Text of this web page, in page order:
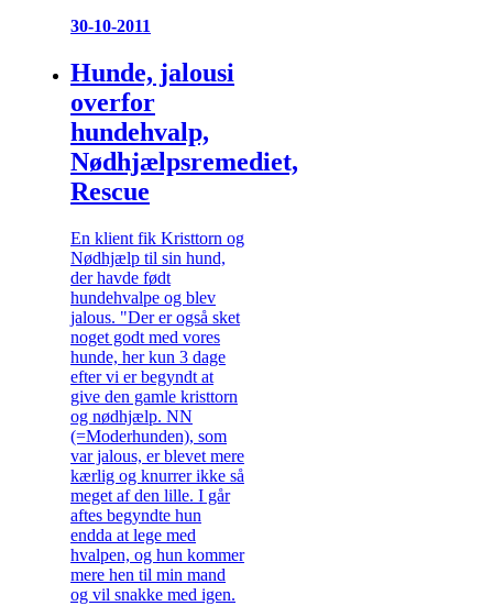
30-10-2011
Hunde, jalousi
overfor
hundehvalp,
Nødhjælpsremediet,
Rescue
En klient fik Kristtorn og
Nødhjælp til sin hund,
der havde født
hundehvalpe og blev
jalous. "Der er også sket
noget godt med vores
hunde, her kun 3 dage
efter vi er begyndt at
give den gamle kristtorn
og nødhjælp. NN
(=Moderhunden), som
var jalous, er blevet mere
kærlig og knurrer ikke så
meget af den lille. I går
aftes begyndte hun
endda at lege med
hvalpen, og hun kommer
mere hen til min mand
og vil snakke med igen.